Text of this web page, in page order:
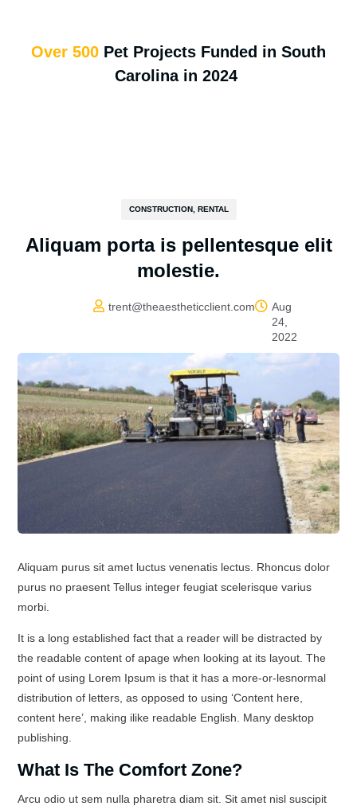
Over 500 Pet Projects Funded in South
Carolina in 2024
CONSTRUCTION, RENTAL
Aliquam porta is pellentesque elit
molestie.
 trent@theaestheticclient.com Aug
24,
2022
Aliquam purus sit amet luctus venenatis lectus. Rhoncus dolor
purus no praesent Tellus integer feugiat scelerisque varius
morbi.
It is a long established fact that a reader will be distracted by
the readable content of apage when looking at its layout. The
point of using Lorem Ipsum is that it has a more-or-lesnormal
distribution of letters, as opposed to using ‘Content here,
content here’, making ilike readable English. Many desktop
publishing.
What Is The Comfort Zone?
Arcu odio ut sem nulla pharetra diam sit. Sit amet nisl suscipit